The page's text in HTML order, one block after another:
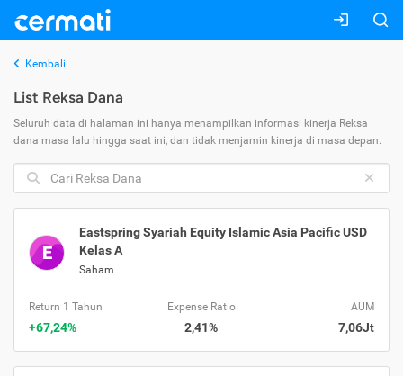
Kembali
List Reksa Dana
Seluruh data di halaman ini hanya menampilkan informasi kinerja Reksa
dana masa lalu hingga saat ini, dan tidak menjamin kinerja di masa depan.
E
Eastspring Syariah Equity Islamic Asia Pacific USD
Kelas A
Saham
Return 1 Tahun
+67,24%
Expense Ratio
2,41%
AUM
7,06Jt